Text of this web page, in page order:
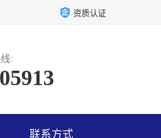
资质认证
:
联系方式